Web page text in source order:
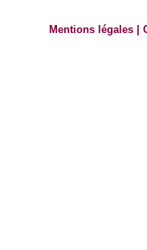
Mentions légales |